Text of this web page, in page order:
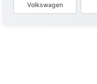
Volkswagen